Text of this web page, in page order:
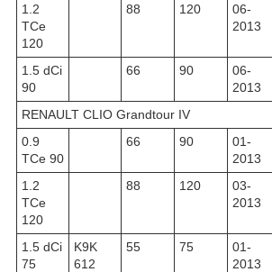
1.2
TCe
120
88 120
06-
2013
1.5 dCi
90
66 90
06-
2013
RENAULT CLIO Grandtour IV
0.9
TCe 90
66 90
01-
2013
1.2
TCe
120
88 120
03-
2013
1.5 dCi
75
K9K
612
55 75
01-
2013